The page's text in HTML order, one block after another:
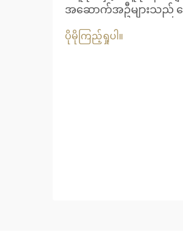
အဆောက်အဦများသည်
ထိန်းသိမ်းရာတွင် ထူးခြားသ
ပိုမိုကြည့်ရှုပါ။